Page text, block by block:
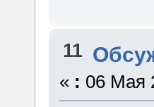
11
« : 06 Мая